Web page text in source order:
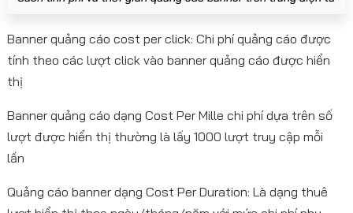
Banner quảng cáo cost per click: Chi phí quảng cáo được
tính theo các lượt click vào banner quảng cáo được hiển
thị
Banner quảng cáo dạng Cost Per Mille chi phí dựa trên số
lượt được hiển thị thường là lấy 1000 lượt truy cập mỗi
lần
Quảng cáo banner dạng Cost Per Duration: Là dạng thuê